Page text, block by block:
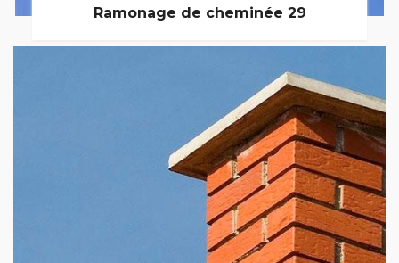
Ramonage de cheminée 29